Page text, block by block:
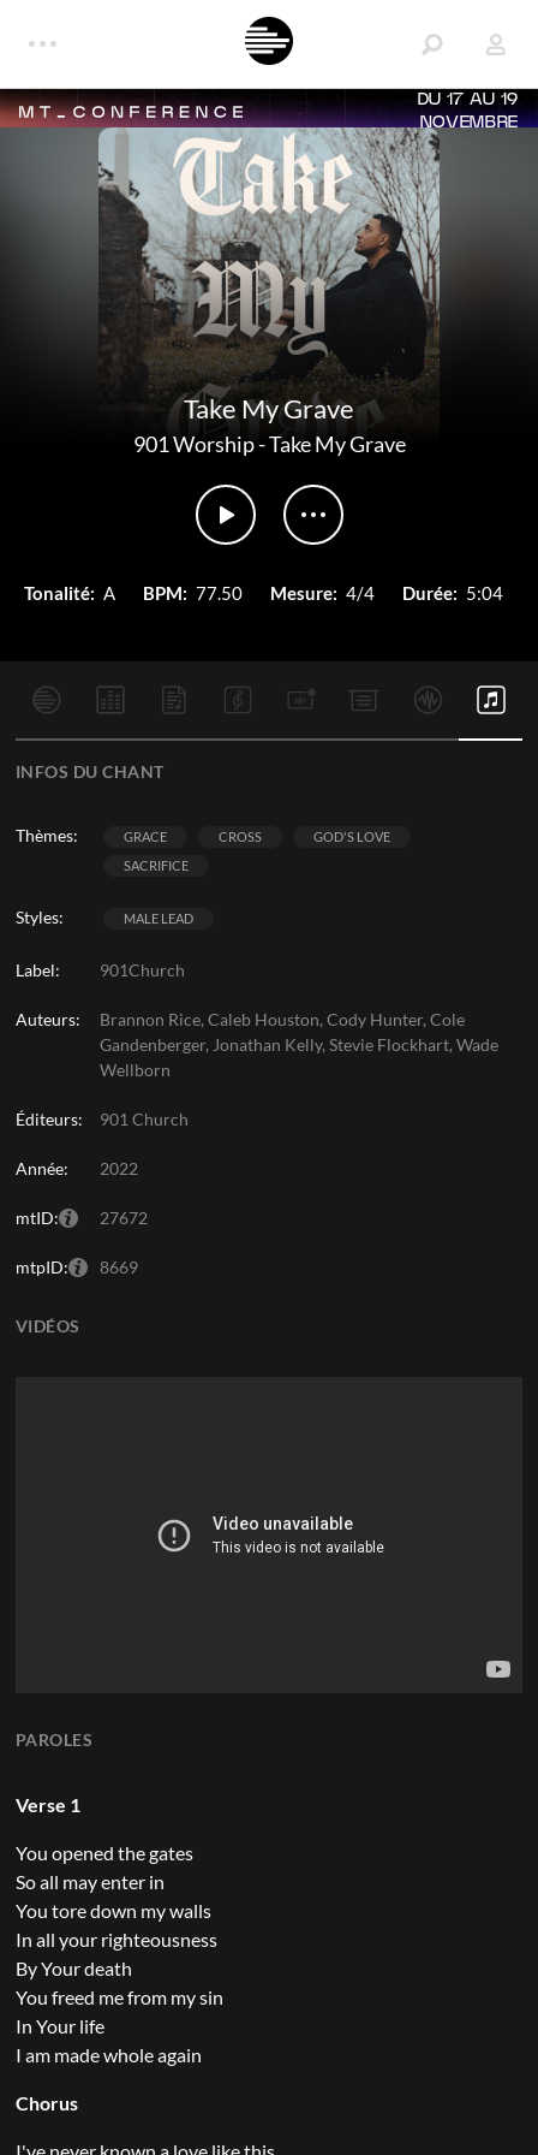
DU 17 AU 19
NOVEMBRE
Take My Grave
901 Worship-Take My Grave
Tonalité: A BPM: 77.50 Mesure: 4/4 Durée: 5:04
INFOS DU CHANT
Thèmes: GRACE CROSS
GOD'S LOVE
SACRIFICE
Styles: MALE LEAD
Label: 901Church
Auteurs:
Brannon Rice, Caleb Houston, Cody Hunter, Cole
Gandenberger, Jonathan Kelly, Stevie Flockhart, Wade
Wellborn
Éditeurs: 901 Church
Année: 2022
mtID: 27672
mtpID: 8669
PAROLES
Verse 1
You opened the gates
So all may enter in
You tore down my walls
In all your righteousness
By Your death
You freed me from my sin
In Your life
I am made whole again
Chorus
I've never known a love like this
VIDÉOS